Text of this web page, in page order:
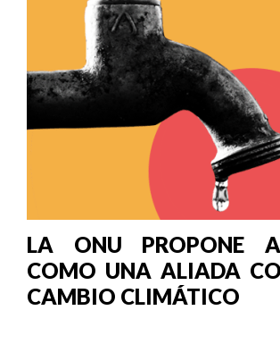
LA ONU PROPONE
COMO UNA ALIADA
CAMBIO CLIMÁTICO